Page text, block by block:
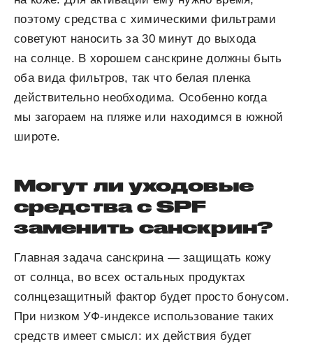
поэтому средства с химическими фильтрами
советуют наносить за 30 минут до выхода
на солнце. В хорошем санскрине должны быть
оба вида фильтров, так что белая пленка
действительно необходима. Особенно когда
мы загораем на пляже или находимся в южной
широте.
Могут ли уходовые
средства с SPF
заменить санскрин?
Главная задача санскрина — защищать кожу
от солнца, во всех остальных продуктах
солнцезащитный фактор будет просто бонусом.
При низком УФ-индексе использование таких
средств имеет смысл: их действия будет